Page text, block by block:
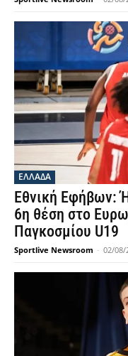
ΕΛΛΑΔΑ
Εθνική Εφήβων:
6η θέση στο
Παγκοσμίου U19
Sportlive Newsroom - 02/08/